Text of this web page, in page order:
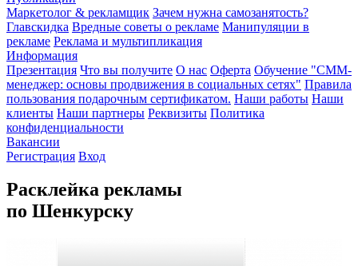
Маркетолог & рекламщик Зачем нужна самозанятость?
Главскидка Вредные советы о рекламе Манипуляции в
рекламе Реклама и мультипликация
Информация
Презентация Что вы получите О нас Оферта Обучение "СМM-
менеджер: основы продвижения в социальных сетях" Правила
пользования подарочным сертификатом. Наши работы Наши
клиенты Наши партнеры Реквизиты Политика
конфиденциальности
Вакансии
Регистрация Вход
Расклейка рекламы
по Шенкурску